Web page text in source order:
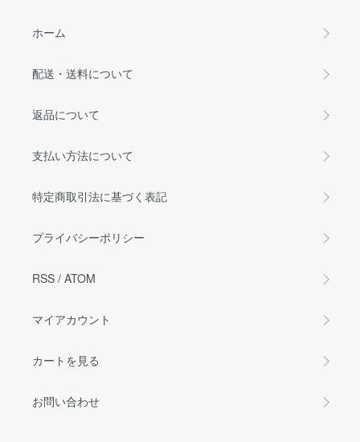
ホーム
配送・送料について
返品について
支払い方法について
特定商取引法に基づく表記
プライバシーポリシー
RSS / ATOM
マイアカウント
カートを見る
お問い合わせ